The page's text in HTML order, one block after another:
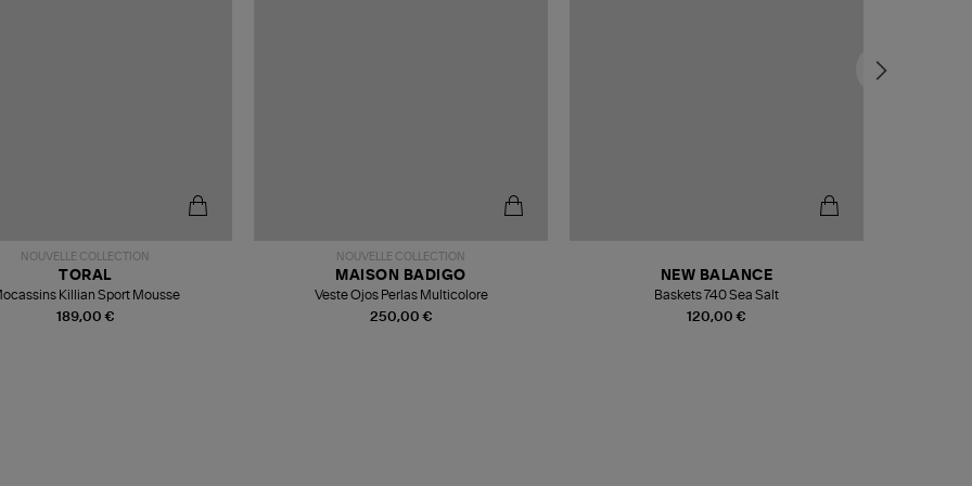
NOUVELLE COLLECTION
189,00 €
TORAL
Killian Sport Mousse
NOUVELLE COLLECTION
250,00 €
MAISON BADIGO
Veste Ojos Perlas Multicolore
120,00 €
NEW BALANCE
Baskets 740 Sea Salt